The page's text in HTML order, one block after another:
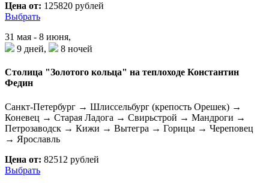
Цена от: 125820 рублей
Выбрать
31 мая - 8 июня,
9 дней,
8 ночей
Столица "Золотого кольца" на теплоходе Константин
Федин
Санкт-Петербург → Шлиссельбург (крепость Орешек) →
Коневец → Старая Ладога → Свирьстрой → Мандроги →
Петрозаводск → Кижи → Вытегра → Горицы → Череповец
→ Ярославль
Цена от: 82512 рублей
Выбрать